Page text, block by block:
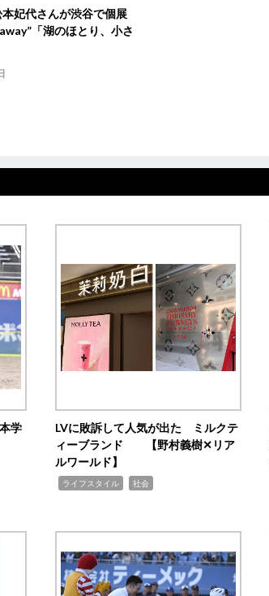
妃代さんが渋谷で個展
「湖のほとり、小さ
学
LVに敗訴して人気が出た ミルクテ
ィーブランド 【野村義樹✕リア
ルワールド】
ライフスタイル 社会